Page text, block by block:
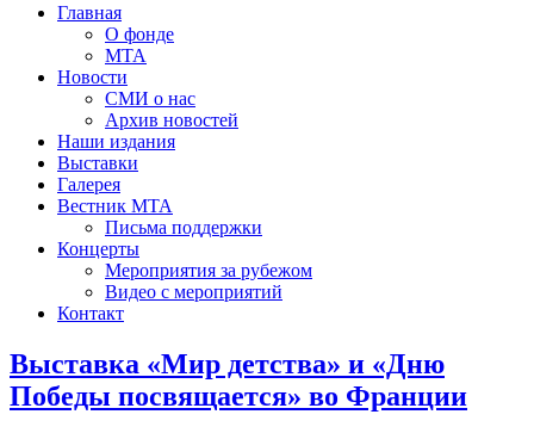
Главная
О фонде
МТА
Новости
СМИ о нас
Архив новостей
Наши издания
Выставки
Галерея
Вестник МТА
Письма поддержки
Концерты
Мероприятия за рубежом
Видео с мероприятий
Контакт
Выставка «Мир детства» и «Дню
Победы посвящается» во Франции